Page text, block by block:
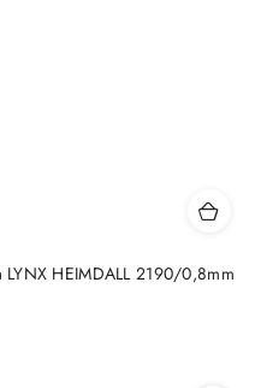
LYNX HEIMDALL 2190/0,8mm